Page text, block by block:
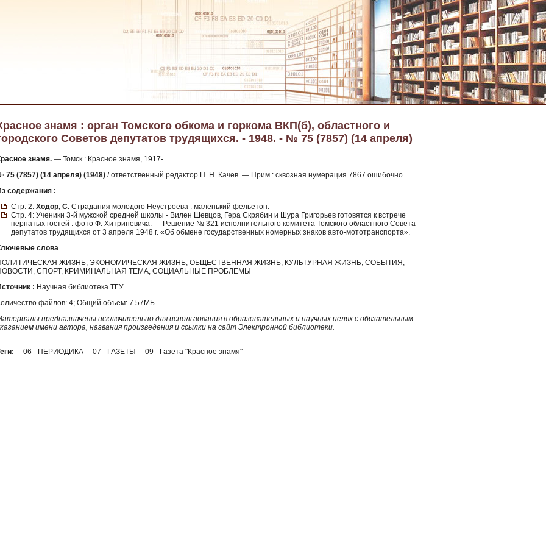
знамя : орган Томского обкома и горкома ВКП(б), областного и
Советов депутатов трудящихся. - 1948. - № 75 (7857) (14 апреля)
знамя. — Томск : Красное знамя, 1917-.
75 (7857) (14 апреля) (1948) / ответственный редактор П. Н. Качев. — Прим.: сквозная нумерация 7867 ошибочно.
содержания :
Стр. 2: Ходор, С. Страдания молодого Неустроева : маленький фельетон.
Стр. 4: Ученики 3-й мужской средней школы - Вилен Шевцов, Гера Скрябин и Шура Григорьев готовятся к встрече
пернатых гостей : фото Ф. Хитриневича. — Решение № 321 исполнительного комитета Томского областного Совета
депутатов трудящихся от 3 апреля 1948 г. «Об обмене государственных номерных знаков авто-мототранспорта».
слова
ЖИЗНЬ, ЭКОНОМИЧЕСКАЯ ЖИЗНЬ, ОБЩЕСТВЕННАЯ ЖИЗНЬ, КУЛЬТУРНАЯ ЖИЗНЬ, СОБЫТИЯ,
СПОРТ, КРИМИНАЛЬНАЯ ТЕМА, СОЦИАЛЬНЫЕ ПРОБЛЕМЫ
: Научная библиотека ТГУ.
файлов: 4; Общий объем: 7.57МБ
предназначены исключительно для использования в образовательных и научных целях с обязательным
имени автора, названия произведения и ссылки на сайт Электронной библиотеки.
06 - ПЕРИОДИКА 07 - ГАЗЕТЫ 09 - Газета "Красное знамя"